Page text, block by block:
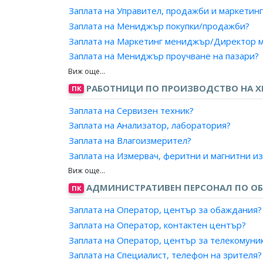
Заплата на Директор, радио/телевизионна
Заплата на Ръководител, техническа смяна
Заплата на Мениджър ИТ център?
Заплата на Директор, информационни
Заплата на Ръководител, информационни и
Заплата на Директор, информационни
Заплата на Директор/ Мениджър,
Заплата на Ръководител, информационно
Заплата на Ръководител, компютърно
Заплата на Ръководител, компютърни
Заплата на Ръководител, информационни и
Заплата на Мениджър, мрежи?
Заплата на Мениджър, софтуерни
Заплата на Мениджър, софтуерно развитие?
Заплата на Мениджър, обработка на данни?
Заплата на Управител, Интернет доставки?
Заплата на Ръководител подвижни
Заплата на Управител, продажби и
Заплата на Мениджър покупки/продажби?
Заплата на Маркетинг мениджър/Директор
Заплата на Мениджър проучване на пазари?
Заплата на Ръководител, външнотърговска
Заплата на Ръководител, отдел по
Заплата на Ръководител, отдел по
Заплата на Мениджър на търговската
Заплата на Търговски директор?
ПК РАБОТНИЦИ ПО ПРОИЗВОДСТВО НА
Заплата на Сервизен техник?
Заплата на Анализатор, лаборатория?
Заплата на Влагоизмерител?
Заплата на Измервач, феритни и магнитни
Заплата на Изчислител, грешки и отчетник?
Заплата на Лаборант?
Заплата на Пробовземач?
Заплата на Рентгенометрист?
Заплата на Хидроизмерител?
Заплата на Хидрометеорологичен/
ПК АДМИНИСТРАТИВЕН ПЕРСОНАЛ ПО
Заплата на Оператор, център за обаждания?
Заплата на Оператор, контактен център?
Заплата на Оператор, център за
Заплата на Специалист, телефон на зрителя?